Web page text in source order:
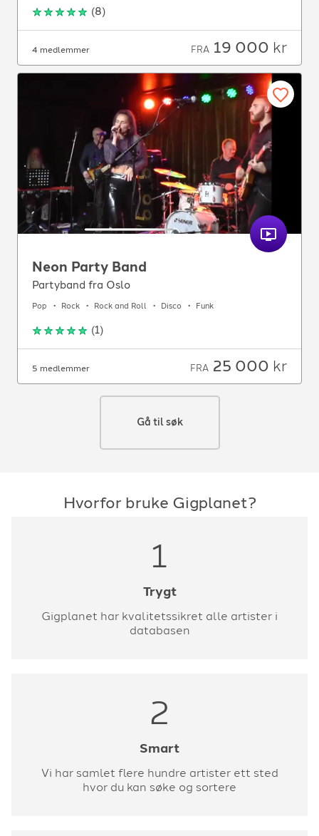
(8)
4 medlemmer FRA 19 000 kr
Neon Party Band
Partyband fra Oslo
Pop Rock Rock and Roll Disco Funk
(1)
5 medlemmer FRA 25 000 kr
Gå til søk
Hvorfor bruke Gigplanet?
1
Trygt
Gigplanet har kvalitetssikret alle artister i
databasen
2
Smart
Vi har samlet flere hundre artister ett sted
hvor du kan søke og sortere